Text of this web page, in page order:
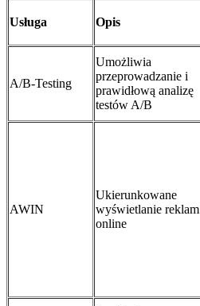
Usługa Opis
A/B-Testing
Umożliwia
przeprowadzanie i
prawidłową analizę
testów A/B
AWIN
Ukierunkowane
wyświetlanie reklam
online